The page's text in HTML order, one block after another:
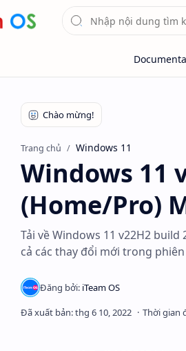
Trang chủ Windows 11
Windows 11
(Home/Pro)
Tải về Windows 11 v22H2
cả các thay đổi mới trong phiên